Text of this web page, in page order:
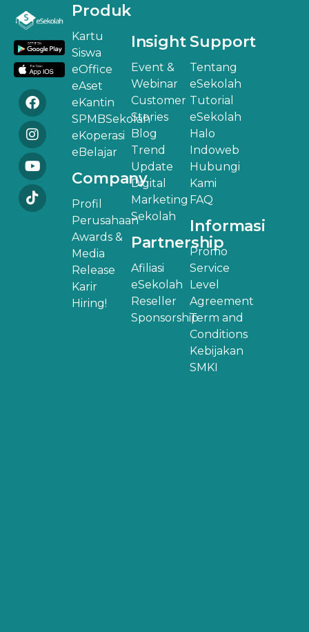
Produk
Kartu
Siswa
eOffice
eAset
eKantin
SPMBSekolah
eKoperasi
eBelajar
Company
Profil
Perusahaan
Awards &
Media
Release
Karir
Hiring!
Insight
Event &
Webinar
Customer
Stories
Blog
Trend
Update
Digital
Marketing
Sekolah
Partnership
Afiliasi
eSekolah
Reseller
Sponsorship
Support
Tentang
eSekolah
Tutorial
eSekolah
Halo
Indoweb
Hubungi
Kami
FAQ
Informasi
Promo
Service
Level
Agreement
Term and
Conditions
Kebijakan
SMKI